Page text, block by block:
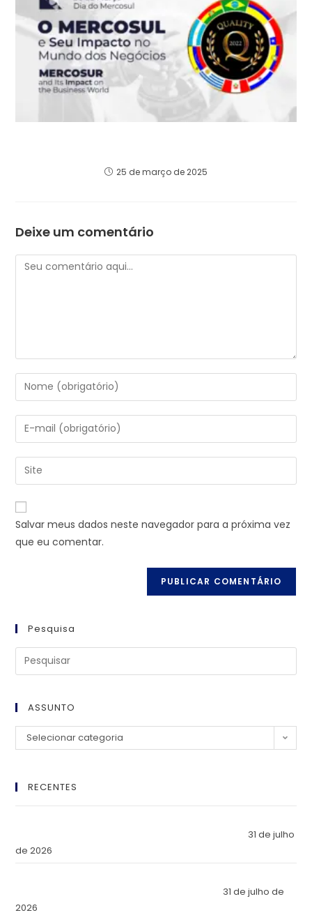
25 de março de 2025
Deixe um comentário
Salvar meus dados neste navegador para a próxima vez
que eu comentar.
Pesquisa
ASSUNTO
Selecionar categoria
RECENTES
31 de julho
de 2026
31 de julho de
2026